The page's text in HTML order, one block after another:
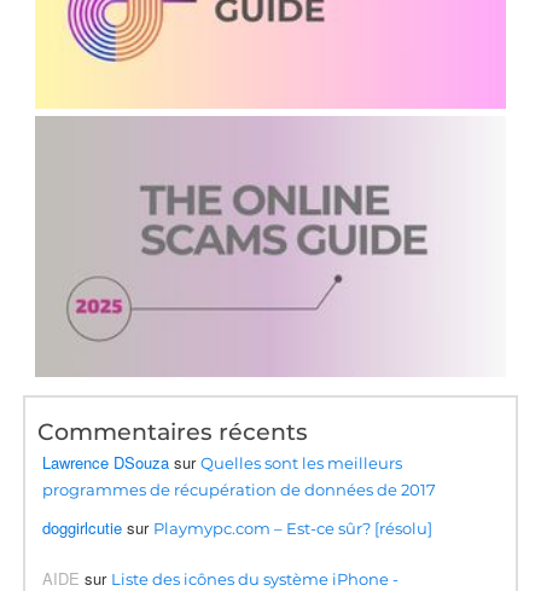
Commentaires récents
Lawrence DSouza surQuelles sont les meilleurs
programmes de récupération de données de 2017
doggirlcutie sur Playmypc.com – Est-ce sûr? [résolu]
AIDE sur Liste des icônes du système iPhone -